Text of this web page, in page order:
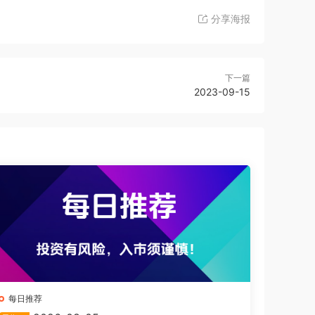
分享海报
下一篇
2023-09-15
每日推荐